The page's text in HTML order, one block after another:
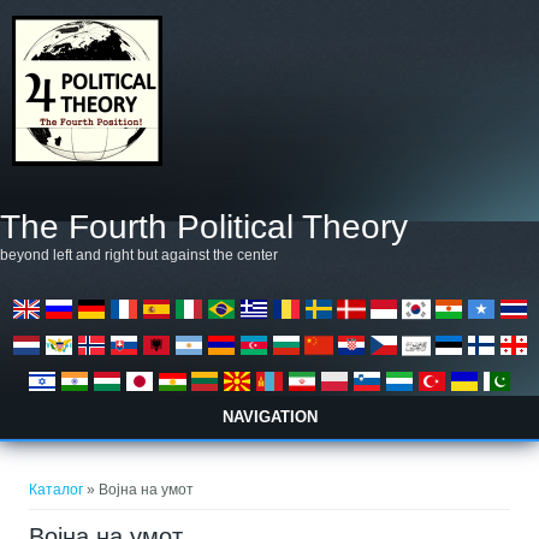
The Fourth Political Theory
beyond left and right but against the center
NAVIGATION
Каталог » Војна на умот